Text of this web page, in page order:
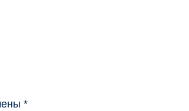
*